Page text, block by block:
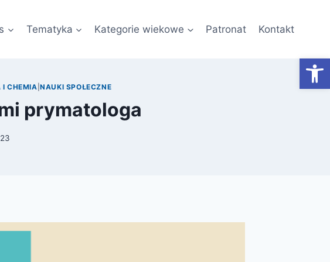
Tematyka Kategorie wiekowe Patronat Kontakt
I CHEMIA |NAUKI SPOŁECZNE
prymatologa